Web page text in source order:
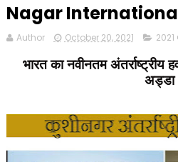
Nagar
Author October 20, 2021 2021
भारत कानवीनतमअंतर्राष्ट्रीय
अड्डा